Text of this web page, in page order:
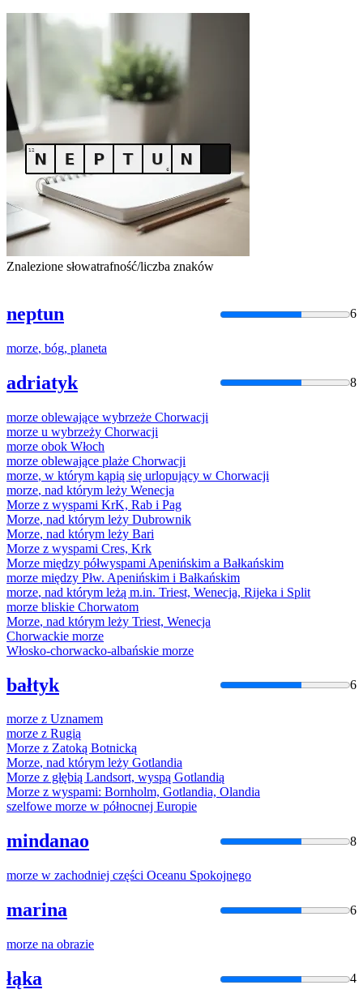
Znalezione słowatrafność/liczba znaków
neptun 6
morze, bóg, planeta
adriatyk 8
morze oblewające wybrzeże Chorwacji
morze u wybrzeży Chorwacji
morze obok Włoch
morze oblewające plaże Chorwacji
morze, w którym kąpią się urlopujący w Chorwacji
morze, nad którym leży Wenecja
Morze z wyspami KrK, Rab i Pag
Morze, nad którym leży Dubrownik
Morze, nad którym leży Bari
Morze z wyspami Cres, Krk
Morze między półwyspami Apenińskim a Bałkańskim
morze między Płw. Apenińskim i Bałkańskim
morze, nad którym leżą m.in. Triest, Wenecja, Rijeka i Split
morze bliskie Chorwatom
Morze, nad którym leży Triest, Wenecja
Chorwackie morze
Włosko-chorwacko-albańskie morze
bałtyk 6
morze z Uznamem
morze z Rugią
Morze z Zatoką Botnicką
Morze, nad którym leży Gotlandia
Morze z głębią Landsort, wyspą Gotlandią
Morze z wyspami: Bornholm, Gotlandia, Olandia
szelfowe morze w północnej Europie
mindanao 8
morze w zachodniej części Oceanu Spokojnego
marina 6
morze na obrazie
łąka 4